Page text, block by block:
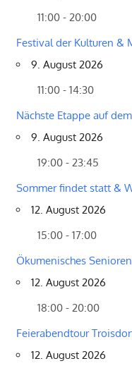
11:00 - 20:00
Festival der Kulturen &
9. August 2026
11:00 - 14:30
Nächste Etappe auf
9. August 2026
19:00 - 23:45
Sommer findet statt &
12. August 2026
15:00 - 17:00
Ökumenisches
12. August 2026
18:00 - 20:00
Feierabendtour
12. August 2026